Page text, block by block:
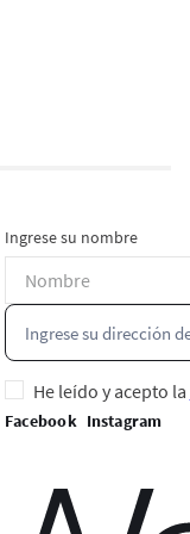
Ingrese su nombre
He leído y acepto la